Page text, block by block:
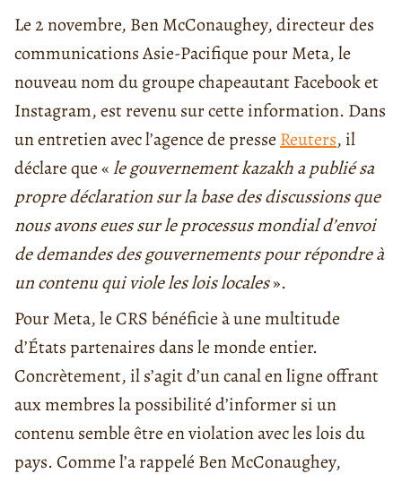
Le 2 novembre, Ben McConaughey, directeur des
communications Asie-Pacifique pour Meta, le
nouveau nom du groupe chapeautant Facebook et
Instagram, est revenu sur cette information. Dans
un entretien avec l’agence de presse Reuters, il
déclare que «le gouvernement kazakh a publié sa
propre déclaration sur la base des discussions que
nous avons eues sur le processus mondial d’envoi
de demandes des gouvernements pour répondre à
un contenu qui viole les lois locales».
Pour Meta, le CRS bénéficie à une multitude
d’États partenaires dans le monde entier.
Concrètement, il s’agit d’un canal en ligne offrant
aux membres la possibilité d’informer si un
contenu semble être en violation avec les lois du
pays. Comme l’a rappelé Ben McConaughey,